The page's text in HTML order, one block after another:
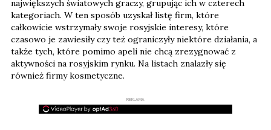
największych światowych graczy, grupując ich w czterech
kategoriach. W ten sposób uzyskał listę firm, które
całkowicie wstrzymały swoje rosyjskie interesy, które
czasowo je zawiesiły czy też ograniczyły niektóre działania, a
także tych, które pomimo apeli nie chcą zrezygnować z
aktywności na rosyjskim rynku. Na listach znalazły się
również firmy kosmetyczne.
REKLAMA